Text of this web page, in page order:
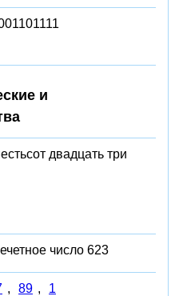
и
двадцать три
число 623
, 89 , 1